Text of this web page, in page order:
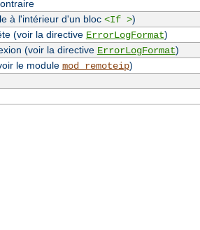
à l'intérieur d'un bloc <If >)
(voir la directive ErrorLogFormat)
(voir la directive ErrorLogFormat)
le module mod_remoteip)